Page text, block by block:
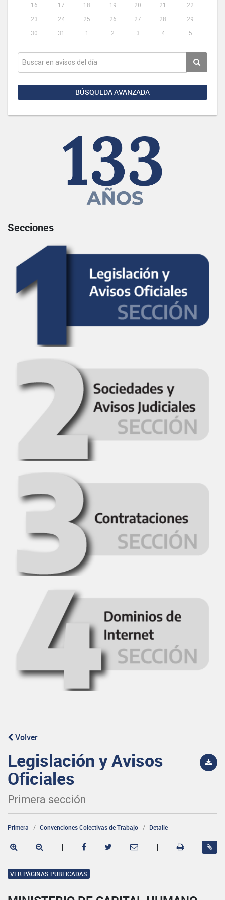
16
17 18 19 20 21
22
23
24 25 26 27 28
29
30
31 1 2 3 4 5
BÚSQUEDA AVANZADA
Secciones
Volver
Legislación y Avisos
Oficiales
Primera sección
Primera Convenciones Colectivas de Trabajo Detalle
| |
VER PÁGINAS PUBLICADAS